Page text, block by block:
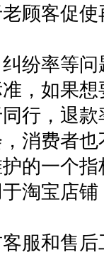
顾客促
纷率等
，如果
行，退
消费者
的一个指
淘宝店
服和售